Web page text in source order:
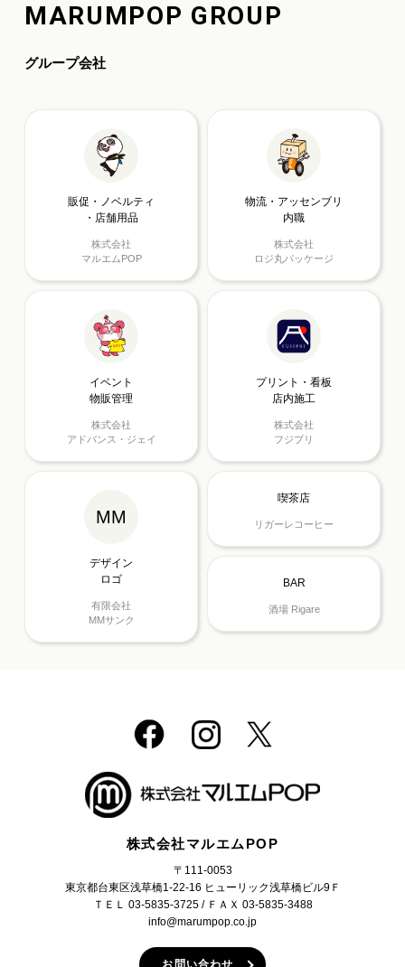
MARUMPOP GROUP
グループ会社
販促・ノベルティ
・店舗用品
株式会社
マルエムPOP
物流・アッセンブリ
内職
株式会社
ロジ丸パッケージ
イベント
物販管理
株式会社
アドバンス・ジェイ
プリント・看板
店内施工
株式会社
フジプリ
MM
デザイン
ロゴ
有限会社
MMサンク
喫茶店
リガーレコーヒー
BAR
酒場 Rigare
株式会社マルエムPOP
〒111-0053
東京都台東区浅草橋1-22-16 ヒューリック浅草橋ビル9Ｆ
ＴＥＬ 03-5835-3725 / ＦＡＸ 03-5835-3488
info@marumpop.co.jp